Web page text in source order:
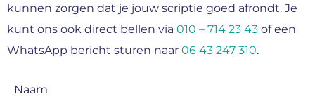
kunnen zorgen dat je jouw scriptie goed afrondt. Je
kunt ons ook direct bellen via 010 – 714 23 43 of een
WhatsApp bericht sturen naar 06 43 247 310.